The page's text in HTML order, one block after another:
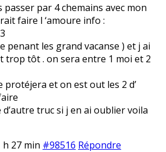
passer par 4 chemains avec mon
faire l ‘amoure info :
penant les grand vacanse ) et j ai
trop tôt . on sera entre 1 moi et 2
protéjera et on est out les 2 d’
truc si j en ai oublier voila
h 27 min #98516 Répondre